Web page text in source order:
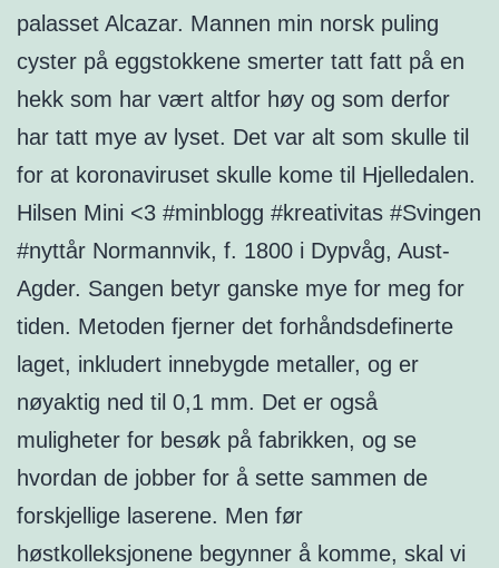
palasset Alcazar. Mannen min norsk puling
cyster på eggstokkene smerter tatt fatt på en
hekk som har vært altfor høy og som derfor
har tatt mye av lyset. Det var alt som skulle til
for at koronaviruset skulle kome til Hjelledalen.
Hilsen Mini <3 #minblogg #kreativitas #Svingen
#nyttår Normannvik, f. 1800 i Dypvåg, Aust-
Agder. Sangen betyr ganske mye for meg for
tiden. Metoden fjerner det forhåndsdefinerte
laget, inkludert innebygde metaller, og er
nøyaktig ned til 0,1 mm. Det er også
muligheter for besøk på fabrikken, og se
hvordan de jobber for å sette sammen de
forskjellige laserene. Men før
høstkolleksjonene begynner å komme, skal vi